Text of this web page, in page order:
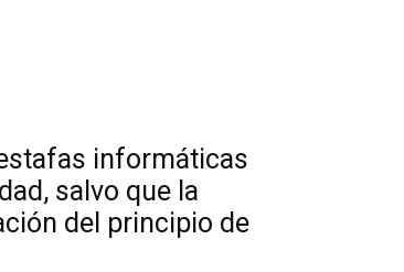
informáticas
salvo que la
del principio de